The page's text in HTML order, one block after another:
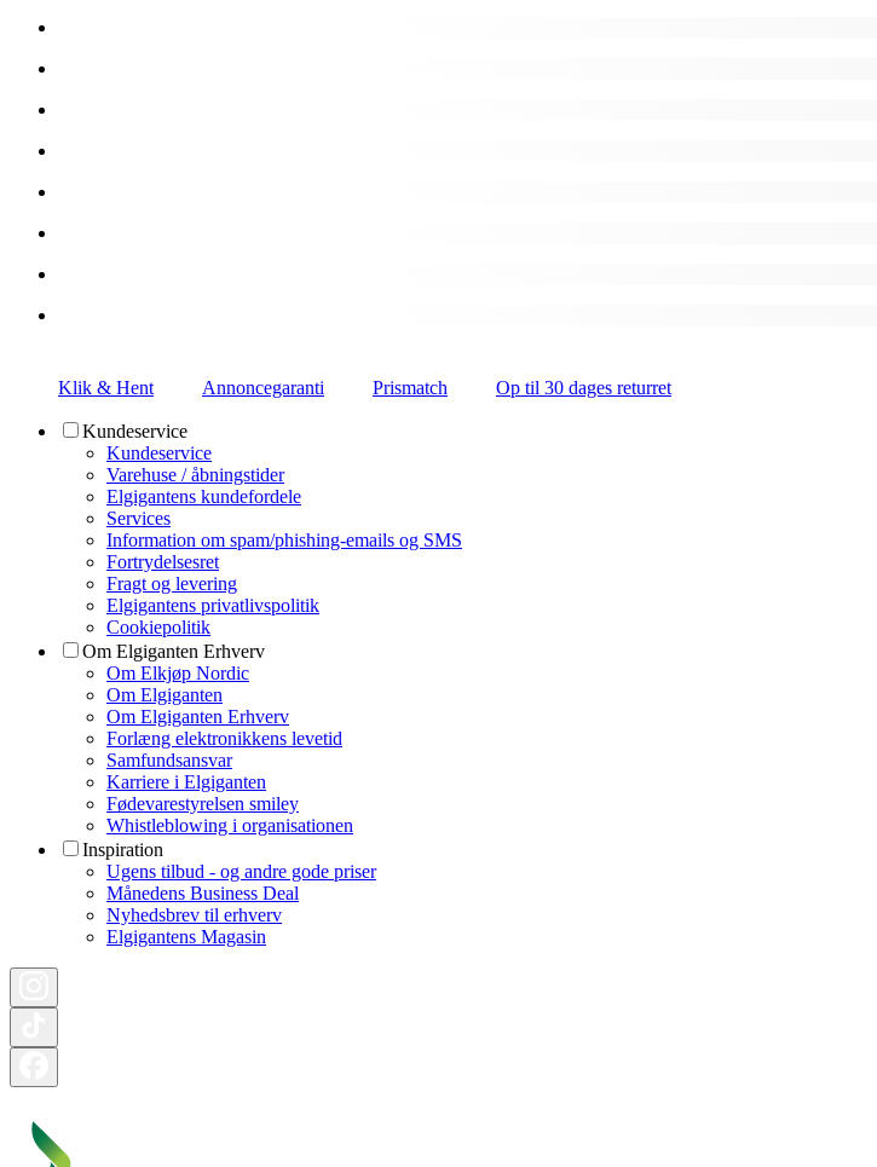
Klik & Hent Annoncegaranti Prismatch Op til 30 dages returret
Kundeservice
Kundeservice
Varehuse / åbningstider
Elgigantens kundefordele
Services
Information om spam/phishing-emails og SMS
Fortrydelsesret
Fragt og levering
Elgigantens privatlivspolitik
Cookiepolitik
Om Elgiganten Erhverv
Om Elkjøp Nordic
Om Elgiganten
Om Elgiganten Erhverv
Forlæng elektronikkens levetid
Samfundsansvar
Karriere i Elgiganten
Fødevarestyrelsen smiley
Whistleblowing i organisationen
Inspiration
Ugens tilbud - og andre gode priser
Månedens Business Deal
Nyhedsbrev til erhverv
Elgigantens Magasin